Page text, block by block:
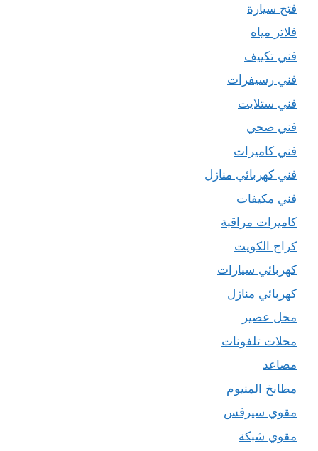
فتح سيارة
فلاتر مياه
فني تكييف
فني رسيفرات
فني ستلايت
فني صحي
فني كاميرات
فني كهربائي منازل
فني مكيفات
كاميرات مراقبة
كراج الكويت
كهربائي سيارات
كهربائي منازل
محل عصير
محلات تلفونات
مصاعد
مطابخ المنيوم
مقوي سيرفس
مقوي شبكة